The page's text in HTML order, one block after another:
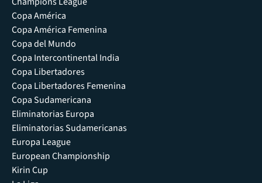
Copa América
Copa América Femenina
Copa del Mundo
Copa Intercontinental India
Copa Libertadores
Copa Libertadores Femenina
Copa Sudamericana
Eliminatorias Europa
Eliminatorias Sudamericanas
Europa League
European Championship
Kirin Cup